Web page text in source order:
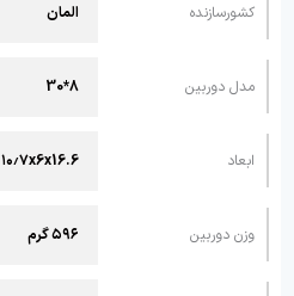
کشورسازنده المان
مدل دوربین 8*30
ابعاد ۱۰٫۷x6x16.6 سانتی‌متر
وزن دوربین ۵۹۶ گرم